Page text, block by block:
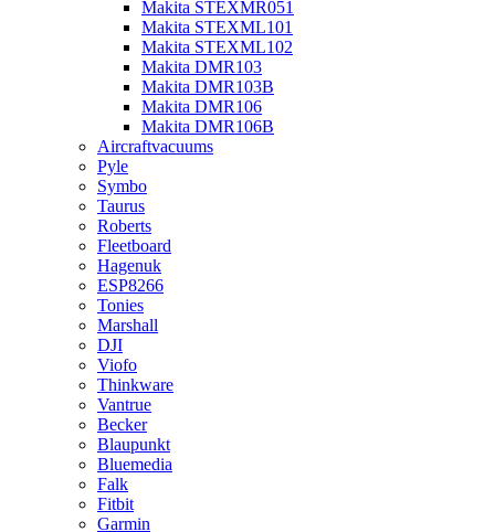
Makita STEXMR051
Makita STEXML101
Makita STEXML102
Makita DMR103
Makita DMR103B
Makita DMR106
Makita DMR106B
Aircraftvacuums
Pyle
Symbo
Taurus
Roberts
Fleetboard
Hagenuk
ESP8266
Tonies
Marshall
DJI
Viofo
Thinkware
Vantrue
Becker
Blaupunkt
Bluemedia
Falk
Fitbit
Garmin